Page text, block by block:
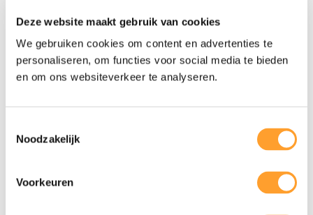
Deze website maakt gebruik van cookies
We gebruiken cookies om content en advertenties te
personaliseren, om functies voor social media te bieden
en om ons websiteverkeer te analyseren.
Noodzakelijk
Voorkeuren